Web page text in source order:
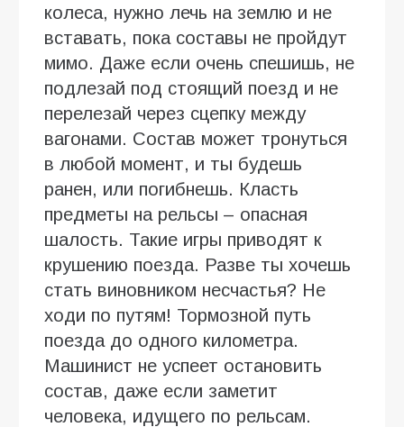
колеса, нужно лечь на землю и не
вставать, пока составы не пройдут
мимо. Даже если очень спешишь, не
подлезай под стоящий поезд и не
перелезай через сцепку между
вагонами. Состав может тронуться
в любой момент, и ты будешь
ранен, или погибнешь. Класть
предметы на рельсы – опасная
шалость. Такие игры приводят к
крушению поезда. Разве ты хочешь
стать виновником несчастья? Не
ходи по путям! Тормозной путь
поезда до одного километра.
Машинист не успеет остановить
состав, даже если заметит
человека, идущего по рельсам.